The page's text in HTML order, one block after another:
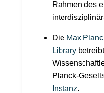
Rahmen des
Die Max
Library
Planck-
Instanz.